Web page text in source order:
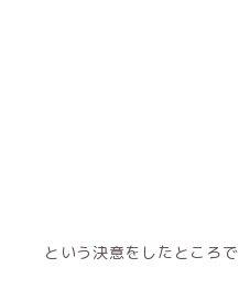
という決意をしたところで